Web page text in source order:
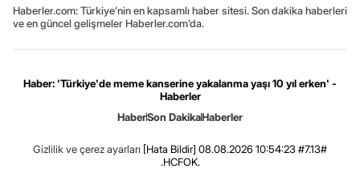
Haberler.com: Türkiye’nin en kapsamlı haber sitesi. Son dakika haberleri
ve en güncel gelişmeler Haberler.com’da.
Haber: 'Türkiye'de meme kanserine yakalanma yaşı 10 yıl erken' -
Haberler
HaberSon DakikaHaberler
Gizlilik ve çerez ayarları [Hata Bildir] 08.08.2026 10:54:23 #7.13#
.HCFOK.